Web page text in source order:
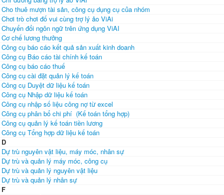
Cho thuê mượn tài sản, công cụ dụng cụ của nhóm
Chơi trò chơi đố vui cùng trợ lý ảo ViAi
Chuyển đổi ngôn ngữ trên ứng dụng ViAI
Cơ chế lương thưởng
Công cụ báo cáo kết quả sản xuất kinh doanh
Công cụ Báo cáo tài chính kế toán
Công cụ báo cáo thuế
Công cụ cài đặt quản lý kế toán
Công cụ Duyệt dữ liệu kế toán
Công cụ Nhập dữ liệu kế toán
Công cụ nhập số liệu công nợ từ excel
Công cụ phân bổ chi phí (Kế toán tổng hợp)
Công cụ quản lý kế toán tiền lương
Công cụ Tổng hợp dữ liệu kế toán
D
Dự trù nguyên vật liệu, máy móc, nhân sự
Dự trù và quản lý máy móc, công cụ
Dự trù và quản lý nguyên vật liệu
Dự trù và quản lý nhân sự
F